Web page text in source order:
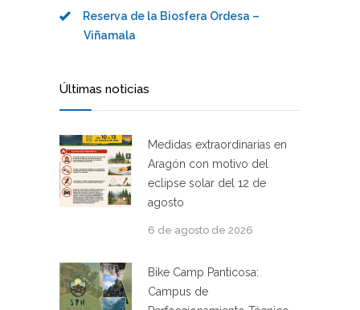
Reserva de la Biosfera Ordesa –
Viñamala
Últimas noticias
Medidas extraordinarias en
Aragón con motivo del
eclipse solar del 12 de
agosto
6 de agosto de 2026
Bike Camp Panticosa:
Campus de